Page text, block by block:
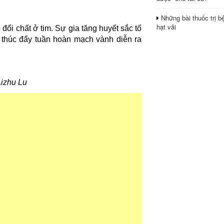
chất ở tim. Sự gia tăng huyết sắc tố
đẩy tuần hoàn mạch vành diễn ra
Lu
Những bài thuốc trị
hạt vải